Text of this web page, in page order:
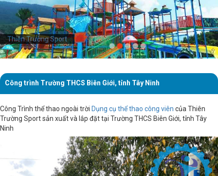
Thiên Trường Sport
Công trình Trường THCS Biên Giới, tỉnh Tây Ninh
Công Trình thể thao ngoài trời Dụng cụ thể thao công viên của Thiên
Trường Sport sản xuất và lắp đặt tại Trường THCS Biên Giới, tỉnh Tây
Ninh